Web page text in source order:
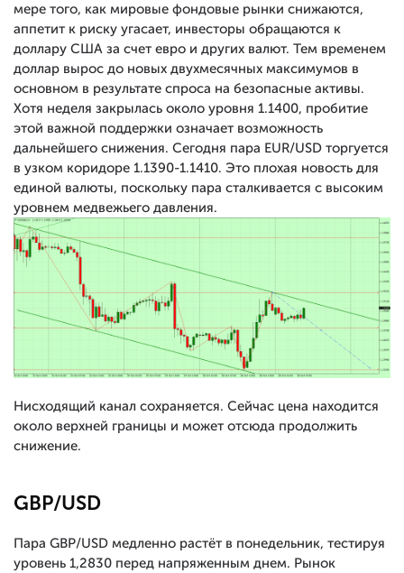
мере того, как мировые фондовые рынки снижаются,
аппетит к риску угасает, инвесторы обращаются к
доллару США за счет евро и других валют. Тем временем
доллар вырос до новых двухмесячных максимумов в
основном в результате спроса на безопасные активы.
Хотя неделя закрылась около уровня 1.1400, пробитие
этой важной поддержки означает возможность
дальнейшего снижения. Сегодня пара EUR/USD торгуется
в узком коридоре 1.1390-1.1410. Это плохая новость для
единой валюты, поскольку пара сталкивается с высоким
уровнем медвежьего давления.
Нисходящий канал сохраняется. Сейчас цена находится
около верхней границы и может отсюда продолжить
снижение.
GBP/USD
Пара GBP/USD медленно растёт в понедельник, тестируя
уровень 1,2830 перед напряженным днем. Рынок